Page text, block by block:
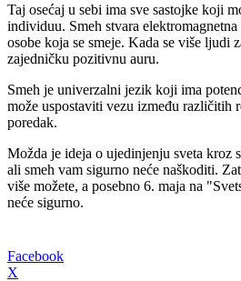
Taj osećaj u sebi ima sve sastojke koji
individuu. Smeh stvara
osobe koja se smeje. Kada se više ljudi
zajedničku pozitivnu auru.
Smeh je univerzalni jezik koji ima
može uspostaviti vezu između različitih
poredak.
Možda je ideja o ujedinjenju sveta kroz
ali smeh vam sigurno neće naškoditi.
više možete, a posebno 6. maja na
neće sigurno.
Facebook
X